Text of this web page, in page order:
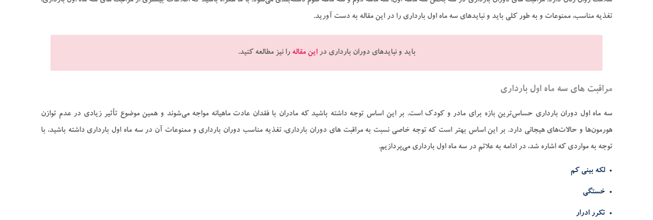
تغذیه مناسب، ممنوعات و به طور کلی باید و نبایدهای سه ماه اول بارداری را در این مقاله به‌ دست آورید.
باید و نبایدهای دوران بارداری دراین مقاله را نیز مطالعه کنید.
مراقبت‌ های سه ماه اول بارداری
سه ماه اول دوران بارداری حساس‌ترین بازه برای مادر و کودک است. بر این اساس توجه داشته باشید که مادران با فقدان عادت ماهیانه مواجه می‌شوند و همین موضوع تأثیر زیادی در عدم توازن
هورمون‌ها و حالات‌های هیجانی دارد. بر این اساس بهتر است که توجه خاصی نسبت به مراقبت‌ های دوران بارداری، تغذیه مناسب دوران بارداری و ممنوعات آن در سه ماه اول بارداری داشته باشید، با
توجه به مواردی که اشاره شد، در ادامه به علائم در سه ماه اول بارداری می‌پردازیم.
لکه بینی کم
خستگی
تکرر ادرار